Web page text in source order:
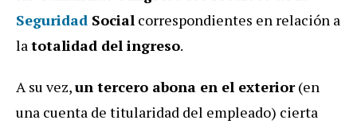
Seguridad Social correspondientes en relación a
latotalidad del ingreso.
A su vez,un tercero abona en el exterior(en
una cuenta de titularidad del empleado) cierta